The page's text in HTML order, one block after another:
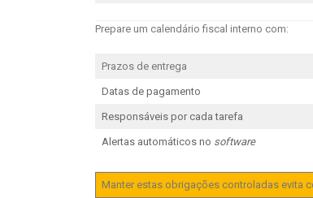
Prepare um calendário fiscal interno com:
Prazos de entrega
Datas de pagamento
Responsáveis por cada tarefa
Alertas automáticos no software
Manter estas obrigações controladas evita